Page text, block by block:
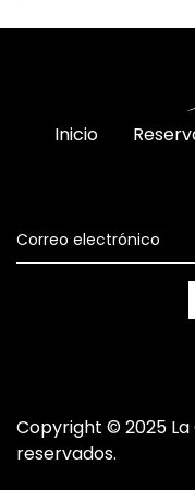
Inicio
Copyright © 2025
reservados.